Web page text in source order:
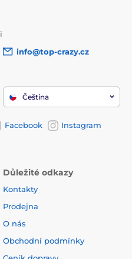
info@top-crazy.cz
Čeština
Facebook
Instagram
Důležité odkazy
Kontakty
Prodejna
O nás
Obchodní podmínky